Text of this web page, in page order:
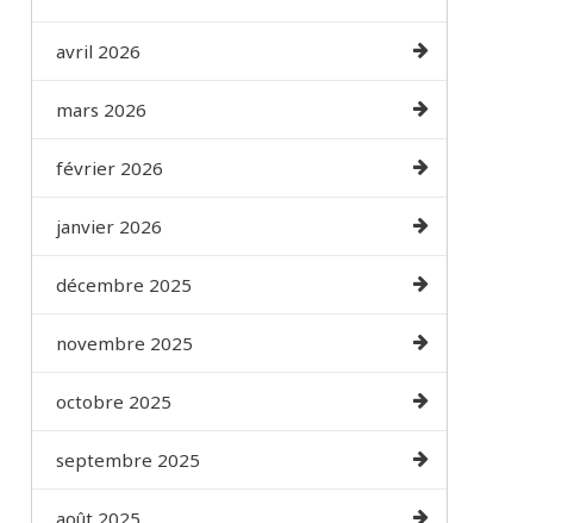
avril 2026
mars 2026
février 2026
janvier 2026
décembre 2025
novembre 2025
octobre 2025
septembre 2025
août 2025